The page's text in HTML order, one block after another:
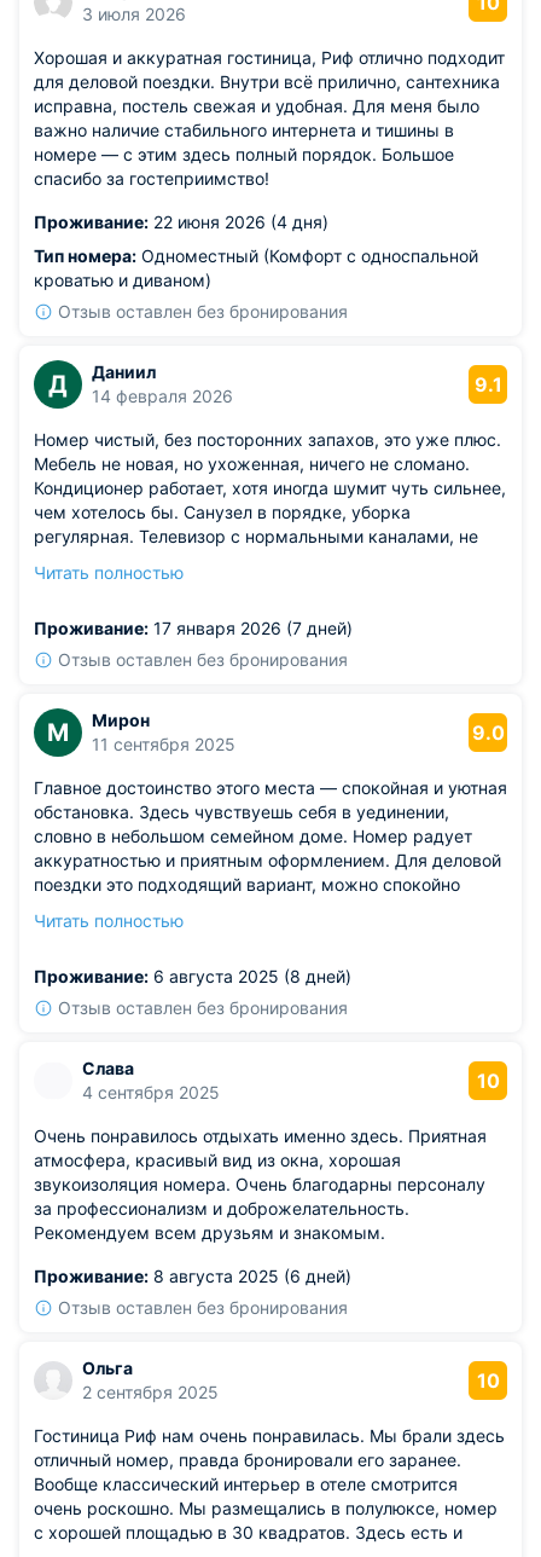
3 июля 2026
Хорошая и аккуратная гостиница, Риф отлично подходит
для деловой поездки. Внутри всё прилично, сантехника
исправна, постель свежая и удобная. Для меня было
важно наличие стабильного интернета и тишины в
номере — с этим здесь полный порядок. Большое
спасибо за гостеприимство!
Проживание: 22 июня 2026 (4 дня)
Тип номера: Одноместный (Комфорт с односпальной
кроватью и диваном)
Отзыв оставлен без бронирования
Д
Даниил
14 февраля 2026
9.1
Номер чистый, без посторонних запахов, это уже плюс.
Мебель не новая, но ухоженная, ничего не сломано.
Кондиционер работает, хотя иногда шумит чуть сильнее,
чем хотелось бы. Санузел в порядке, уборка
регулярная. Телевизор с нормальными каналами, не
Из недостатков: в номере не работал один из
лампой.
Читать полностью
Проживание: 17 января 2026 (7 дней)
Отзыв оставлен без бронирования
М
Мирон
11 сентября 2025
9.0
Главное достоинство этого места — спокойная и уютная
обстановка. Здесь чувствуешь себя в уединении,
словно в небольшом семейном доме. Номер радует
аккуратностью и приятным оформлением. Для деловой
поездки это подходящий вариант, можно спокойно
прерывается. Вечером приятно находиться в номере,
Из недостатков: минус только в том, что интернет не
всегда работает стабильно.
Читать полностью
Проживание: 6 августа 2025 (8 дней)
Отзыв оставлен без бронирования
Слава
4 сентября 2025
10
Очень понравилось отдыхать именно здесь. Приятная
атмосфера, красивый вид из окна, хорошая
звукоизоляция номера. Очень благодарны персоналу
за профессионализм и доброжелательность.
Рекомендуем всем друзьям и знакомым.
Проживание: 8 августа 2025 (6 дней)
Отзыв оставлен без бронирования
Ольга
2 сентября 2025
10
Гостиница Риф нам очень понравилась. Мы брали здесь
отличный номер, правда бронировали его заранее.
Вообще классический интерьер в отеле смотрится
очень роскошно. Мы размещались в полулюксе, номер
с хорошей площадью в 30 квадратов. Здесь есть и